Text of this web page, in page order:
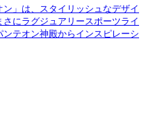
ン」は、スタイリッシュなデザイ
にラグジュアリースポーツライ
テオン神殿からインスピレーシ